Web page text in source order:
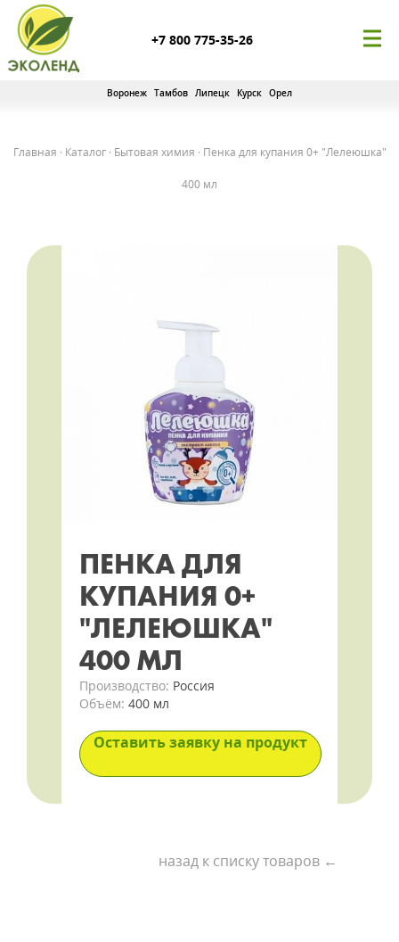
+7 800 775-35-26
Воронеж Тамбов Липецк Курск Орел
Главная · Каталог· Бытовая химия · Пенка для купания 0+ "Лелеюшка"
400 мл
ПЕНКА ДЛЯ
КУПАНИЯ 0+
"ЛЕЛЕЮШКА"
400 МЛ
Производство: Россия
Объём: 400 мл
Оставить заявку на продукт
назад к списку товаров ←